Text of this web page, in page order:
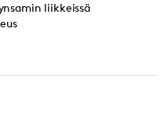
liikkeissä